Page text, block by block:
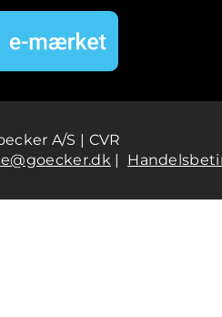
A/S | CVR
|